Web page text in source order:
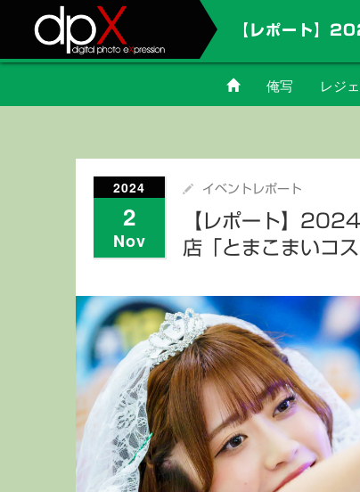
俺写 レジ
本田
北出
藤本
孫田
2024
2
Nov
イベントレポート
【レポート】
店「とまこまいコ